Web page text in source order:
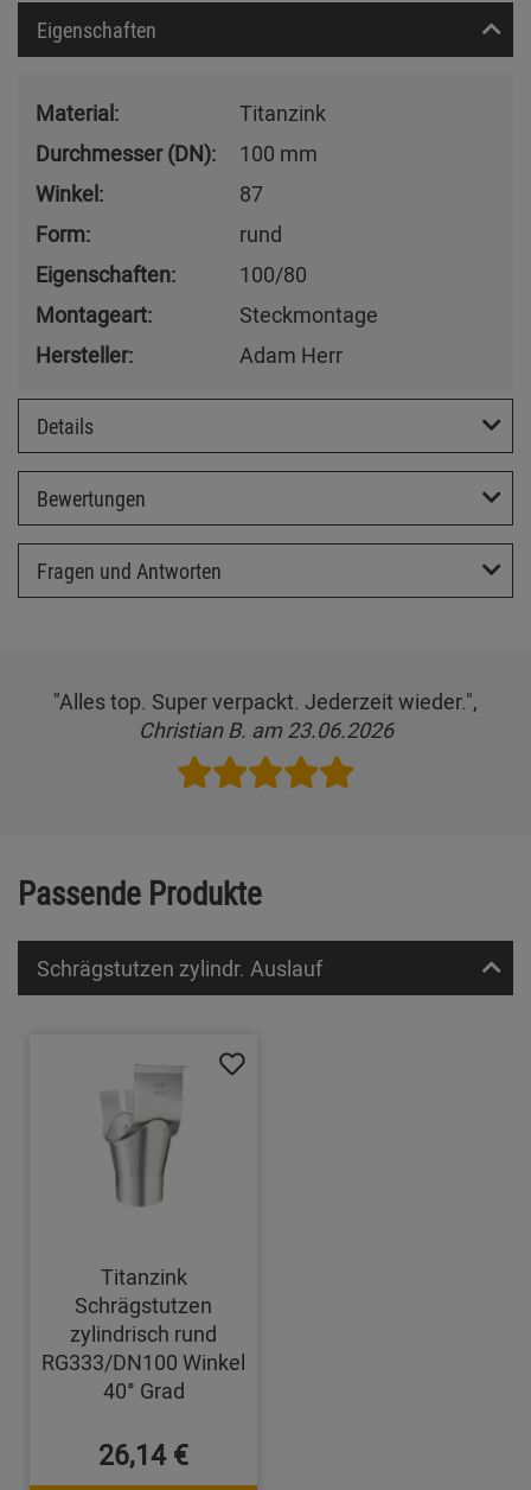
Eigenschaften
Material:
Titanzink
Durchmesser (DN):
100 mm
Winkel:
87
Form:
rund
Eigenschaften:
100/80
Montageart:
Steckmontage
Hersteller:
Adam Herr
Details
Bewertungen
Fragen und Antworten
"Alles top. Super verpackt. Jederzeit wieder.",
Christian B. am 23.06.2026
Passende Produkte
Schrägstutzen zylindr. Auslauf
Titanzink
Schrägstutzen
zylindrisch rund
RG333/DN100 Winkel
40° Grad
26,14 €